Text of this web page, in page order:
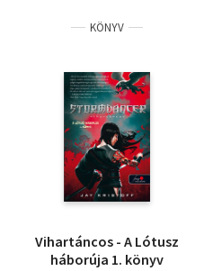
KÖNYV
Vihartáncos - A Lótusz
háborúja 1. könyv